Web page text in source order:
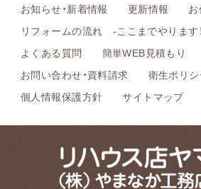
お知らせ・新着情報
更新情報
リフォームの流れ -ここまでやります
よくある質問
簡単WEB見積もり
お問い合わせ・資料請求
衛生ポリ
個人情報保護方針
サイトマップ